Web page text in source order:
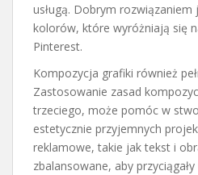
usługą. Dobrym
kolorów, które wyróżniają się
Pinterest.
Kompozycja grafiki również
Zastosowanie zasad
trzeciego, może pomóc w
estetycznie przyjemnych
reklamowe, takie jak tekst i
zbalansowane, aby